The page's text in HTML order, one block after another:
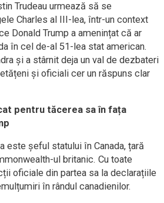
Trudeau urmează să se
Charles al III-lea, într-un context
Donald Trump a amenințat că ar
în cel de-al 51-lea stat american.
și a stârnit deja un val de dezbateri
și oficiali cer un răspuns clar
pentru tăcerea sa în fața
este șeful statului în Canada, țară
ul britanic. Cu toate
oficiale din partea sa la declarațiile
în rândul canadienilor.